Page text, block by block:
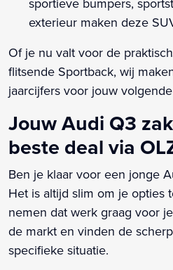
exterieur maken deze
Of je nu valt voor de
flitsende Sportback, wij
jaarcijfers voor jouw
Jouw Audi Q3
beste deal via
Ben je klaar voor een jonge
Het is altijd slim om je opties
nemen dat werk graag voor
de markt en vinden de
specifieke situatie.